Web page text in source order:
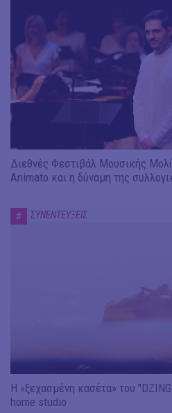
Διεθνές Φεστιβάλ Μουσικής
Animato και η δύναμη της
# ΣΥΝΕΝΤΕΥΞΕΙΣ
Η «ξεχασμένη κασέτα» του
home studio